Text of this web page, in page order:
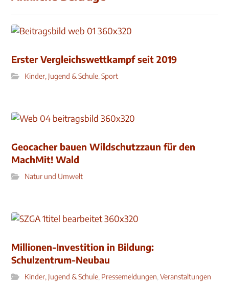
Erster Vergleichswettkampf seit 2019
Kinder, Jugend & Schule,Sport
Geocacher bauen Wildschutzzaun für den
MachMit! Wald
Natur und Umwelt
Millionen-Investition in Bildung:
Schulzentrum-Neubau
Kinder, Jugend & Schule, Pressemeldungen,Veranstaltungen